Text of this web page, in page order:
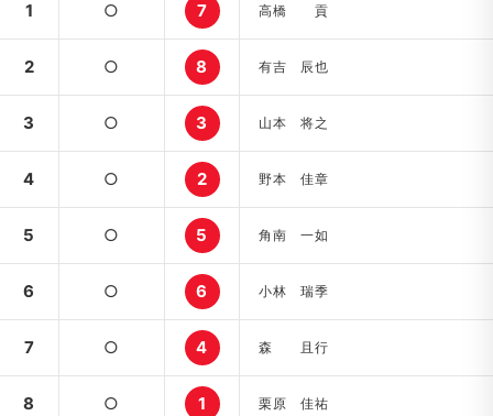
1 ○ 7 高橋 貢
2 ○ 8 有吉 辰也
3 ○ 3 山本 将之
4 ○ 2 野本 佳章
5 ○ 5 角南 一如
6 ○ 6 小林 瑞季
7 ○ 4 森 且行
8 ○ 1 栗原 佳祐